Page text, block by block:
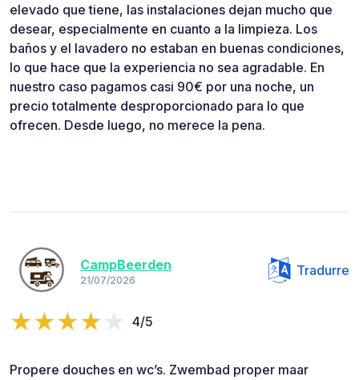
elevado que tiene, las instalaciones dejan mucho que
desear, especialmente en cuanto a la limpieza. Los
baños y el lavadero no estaban en buenas condiciones,
lo que hace que la experiencia no sea agradable. En
nuestro caso pagamos casi 90€ por una noche, un
precio totalmente desproporcionado para lo que
ofrecen. Desde luego, no merece la pena.
CampBeerden
21/07/2026
Tradurre
4/5
Propere douches en wc’s. Zwembad proper maar